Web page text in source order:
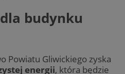
budynku
Powiatu Gliwickiego zyska
energii, która będzie